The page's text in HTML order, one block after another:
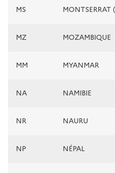
MS MONTSERRAT
MZ MOZAMBIQUE
MM MYANMAR
NA NAMIBIE
NR NAURU
NP NÉPAL